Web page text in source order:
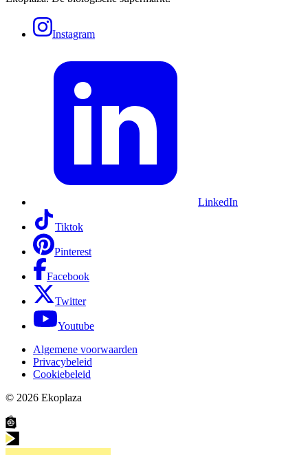
Instagram
LinkedIn
Tiktok
Pinterest
Facebook
Twitter
Youtube
Algemene voorwaarden
Privacybeleid
Cookiebeleid
© 2026 Ekoplaza